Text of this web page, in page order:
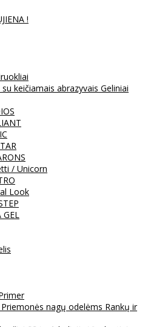
!
keičiamais abrazyvais Geliniai
/ Unicorn
Look
GEL
Priemonės nagų odelėms Rankų ir